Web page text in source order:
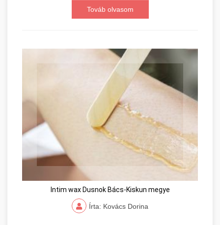
Továb olvasom
Intim wax Dusnok Bács-Kiskun megye
Írta: Kovács Dorina